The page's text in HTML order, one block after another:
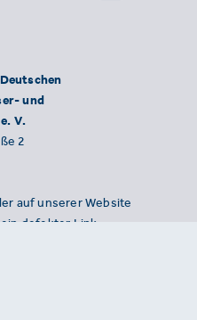
und
V.
2
auf unserer Website
defekter Link